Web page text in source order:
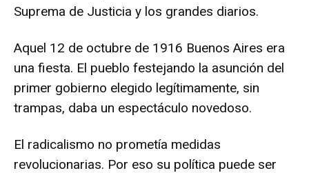
Suprema de Justicia y los grandes diarios.
Aquel 12 de octubre de 1916 Buenos Aires era
una fiesta. El pueblo festejando la asunción del
primer gobierno elegido legítimamente, sin
trampas, daba un espectáculo novedoso.
El radicalismo no prometía medidas
revolucionarias. Por eso su política puede ser